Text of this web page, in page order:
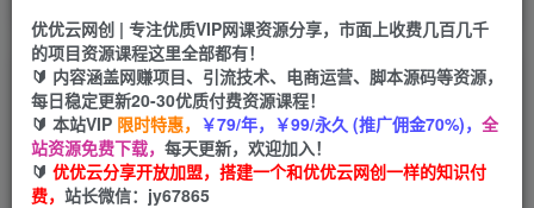
（10127期）千川-付费投流课，千川从0-1.精准分
析，重构逻辑实战训练（32节课）
优优云网创
2年前发布
关注 私信
优优云网创 | 专注优质VIP网课资源分享，市面上收费几百几千
的项目资源课程这里全部都有！
🔰 内容涵盖网赚项目、引流技术、电商运营、脚本源码等资源，
每日稳定更新20-30优质付费资源课程！
🔰 本站VIP 限时特惠， ￥79/年，￥99/永久 (推广佣金70%)， 全
站资源免费下载， 每天更新，欢迎加入！
🔰 优优云分享开放加盟，搭建一个和优优云网创一样的知识付
费， 站长微信：jy67865